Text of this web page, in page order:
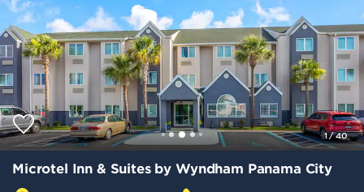
1/40
Microtel Inn & Suites by Wyndham Panama City